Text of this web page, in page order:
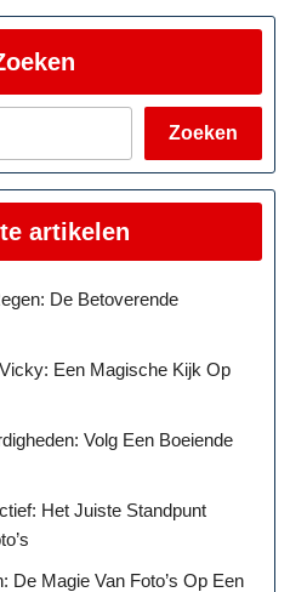
Zoeken
artikelen
De Betoverende
Een Magische Kijk Op
Volg Een Boeiende
Het Juiste Standpunt
De Magie Van Foto’s Op Een